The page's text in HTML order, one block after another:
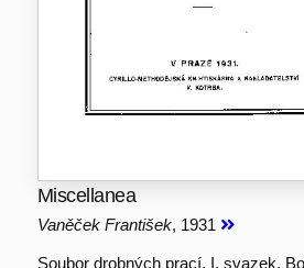
Miscellanea
Vaněček František, 1931
Soubor drobných prací. I. svazek,